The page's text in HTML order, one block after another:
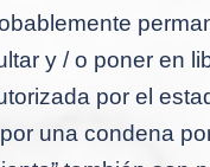
y / o poner en
por el
una condena